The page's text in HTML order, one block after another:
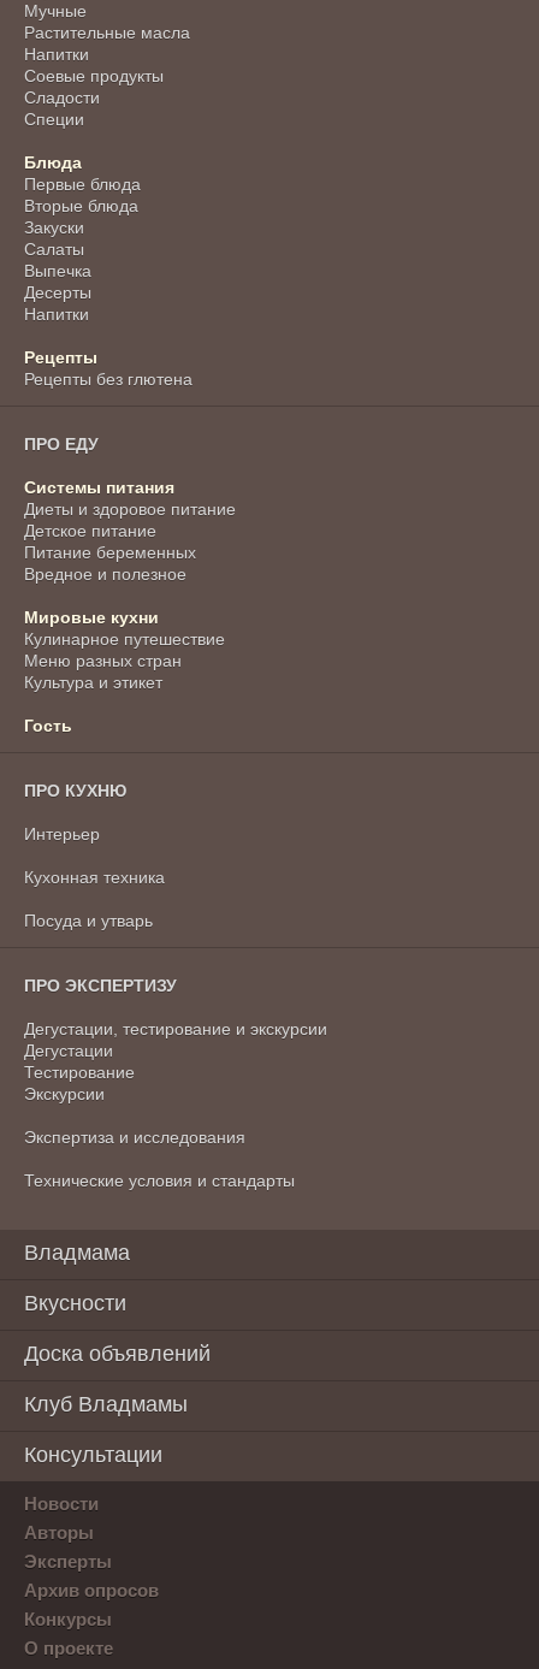
Мучные
Растительные масла
Напитки
Соевые продукты
Сладости
Специи
Блюда
Первые блюда
Вторые блюда
Закуски
Салаты
Выпечка
Десерты
Напитки
Рецепты
Рецепты без глютена
ПРО ЕДУ
Системы питания
Диеты и здоровое питание
Детское питание
Питание беременных
Вредное и полезное
Мировые кухни
Кулинарное путешествие
Меню разных стран
Культура и этикет
Гость
ПРО КУХНЮ
Интерьер
Кухонная техника
Посуда и утварь
ПРО ЭКСПЕРТИЗУ
Дегустации, тестирование и экскурсии
Дегустации
Тестирование
Экскурсии
Экспертиза и исследования
Технические условия и стандарты
Владмама
Вкусности
Доска объявлений
Клуб Владмамы
Консультации
Новости
Авторы
Эксперты
Архив опросов
Конкурсы
О проекте